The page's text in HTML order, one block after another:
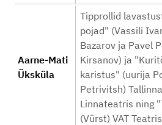
Aarne-Mati
Üksküla
Tipprollid
pojad" (Vassili
Bazarov ja Pavel
Kirsanov) ja
karistus" (uurija
Petrivitsh) Tallinna
Linnateatris ning
(Vürst) VAT Teatris